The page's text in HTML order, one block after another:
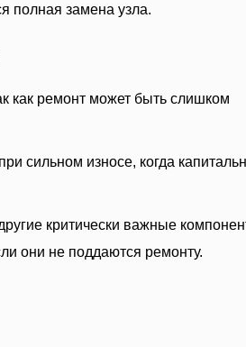
полная замена узла.
как ремонт может быть слишком
сильном износе, когда
критически важные
они не поддаются ремонту.